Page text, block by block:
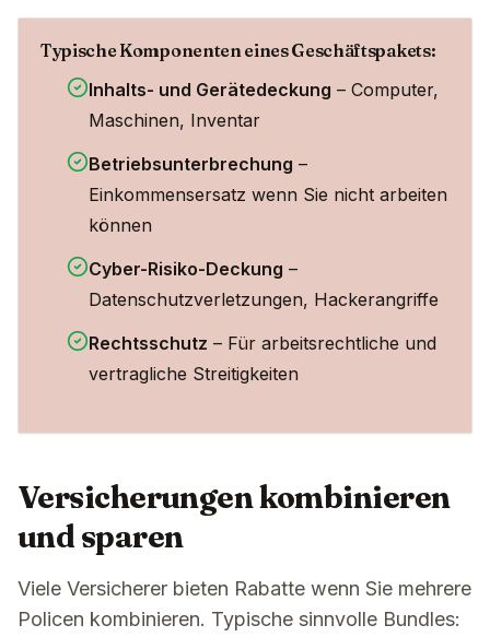
Typische Komponenten eines Geschäftspakets:
Inhalts- und Gerätedeckung – Computer,
Maschinen, Inventar
Betriebsunterbrechung –
Einkommensersatz wenn Sie nicht arbeiten
können
Cyber-Risiko-Deckung –
Datenschutzverletzungen, Hackerangriffe
Rechtsschutz – Für arbeitsrechtliche und
vertragliche Streitigkeiten
Versicherungen kombinieren
und sparen
Viele Versicherer bieten Rabatte wenn Sie mehrere
Policen kombinieren. Typische sinnvolle Bundles: